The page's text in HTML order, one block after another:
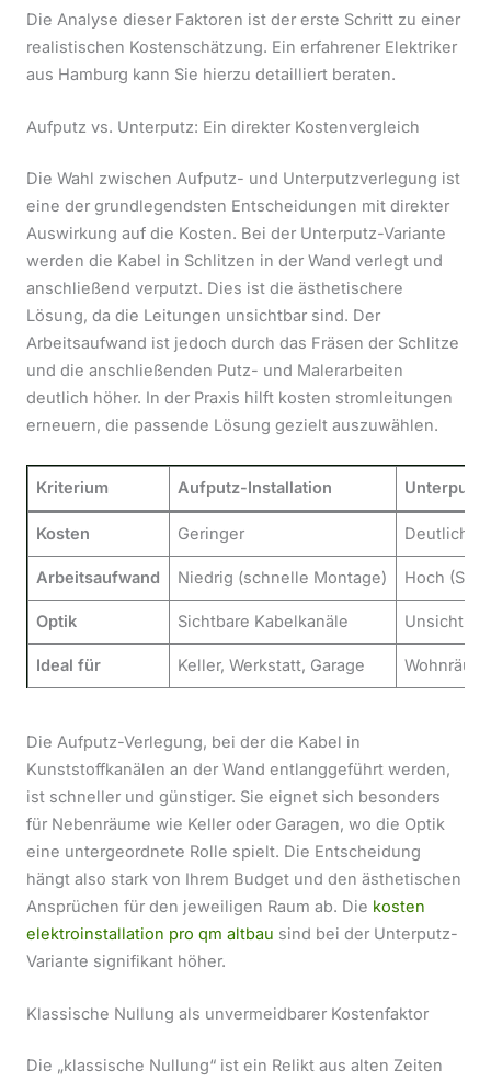
Die Analyse dieser Faktoren ist der erste Schritt zu einer
realistischen Kostenschätzung. Ein erfahrener Elektriker
aus Hamburg kann Sie hierzu detailliert beraten.
Aufputz vs. Unterputz: Ein direkter Kostenvergleich
Die Wahl zwischen Aufputz- und Unterputzverlegung ist
eine der grundlegendsten Entscheidungen mit direkter
Auswirkung auf die Kosten. Bei der Unterputz-Variante
werden die Kabel in Schlitzen in der Wand verlegt und
anschließend verputzt. Dies ist die ästhetischere
Lösung, da die Leitungen unsichtbar sind. Der
Arbeitsaufwand ist jedoch durch das Fräsen der Schlitze
und die anschließenden Putz- und Malerarbeiten
deutlich höher. In der Praxis hilft kosten stromleitungen
erneuern, die passende Lösung gezielt auszuwählen.
Kriterium Aufputz-Installation
Kosten Geringer Deutlich
Arbeitsaufwand Niedrig (schnelle Montage) Hoch
Optik Sichtbare Kabelkanäle
Ideal für Keller, Werkstatt, Garage
Die Aufputz-Verlegung, bei der die Kabel in
Kunststoffkanälen an der Wand entlanggeführt werden,
ist schneller und günstiger. Sie eignet sich besonders
für Nebenräume wie Keller oder Garagen, wo die Optik
eine untergeordnete Rolle spielt. Die Entscheidung
hängt also stark von Ihrem Budget und den ästhetischen
Ansprüchen für den jeweiligen Raum ab. Die kosten
elektroinstallation pro qm altbau sind bei der Unterputz-
Variante signifikant höher.
Klassische Nullung als unvermeidbarer Kostenfaktor
Die „klassische Nullung“ ist ein Relikt aus alten Zeiten